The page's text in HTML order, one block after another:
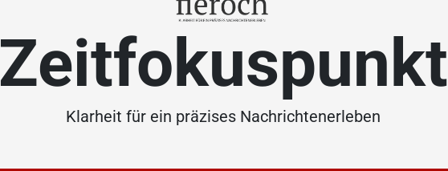
Zeitfokuspunkt
Klarheit für ein präzises Nachrichtenerleben